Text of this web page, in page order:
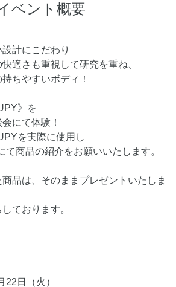
ベント概要
計にこだわり
適さも重視して研究を重ね、
ちやすいボディ！
》を
にて体験！
を実際に使用し
て商品の紹介をお願いいたします。
品は、そのままプレゼントいたしま
ております。
22日（火）